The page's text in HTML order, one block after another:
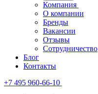
Компания
О компании
Бренды
Вакансии
Отзывы
Сотрудничество
Блог
Контакты
+7 495 960-66-10